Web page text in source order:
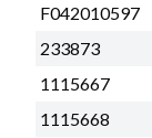
F042010597
233873
1115667
1115668